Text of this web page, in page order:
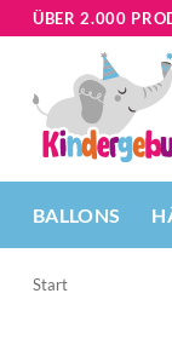
Zum
springen
ÜBER 2.000
BALLONS
Start